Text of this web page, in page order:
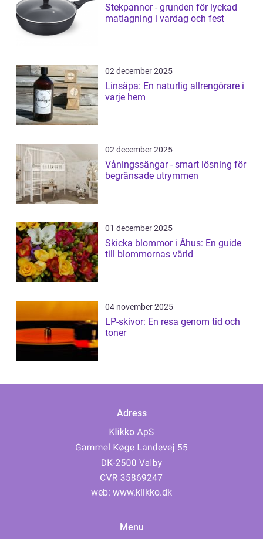
Stekpannor - grunden för lyckad
matlagning i vardag och fest
02 december 2025
Linsåpa: En naturlig allrengörare i
varje hem
02 december 2025
Våningssängar - smart lösning för
begränsade utrymmen
01 december 2025
Skicka blommor i Åhus: En guide
till blommornas värld
04 november 2025
LP-skivor: En resa genom tid och
toner
Adress
web: www.klikko.dk
Menu